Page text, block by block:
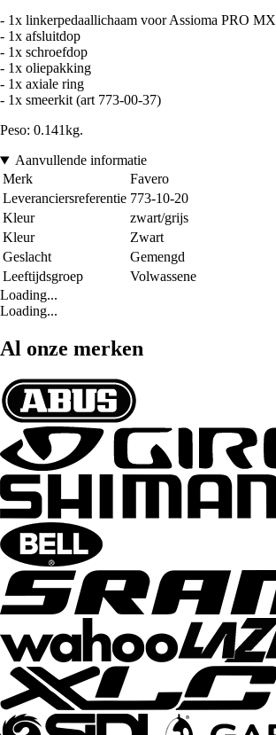
- 1x linkerpedaallichaam voor Assioma PRO MX
- 1x afsluitdop
- 1x schroefdop
- 1x oliepakking
- 1x axiale ring
- 1x smeerkit (art 773-00-37)
Peso: 0.141kg.
Aanvullende informatie
Merk
Favero
Leveranciersreferentie 773-10-20
Kleur
zwart/grijs
Kleur
Zwart
Geslacht
Gemengd
Leeftijdsgroep
Volwassene
Loading...
Loading...
Al onze merken